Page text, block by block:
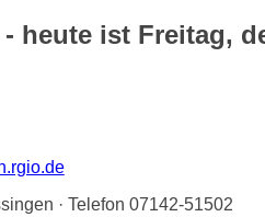
heute ist Freitag,
· Telefon 07142-51502